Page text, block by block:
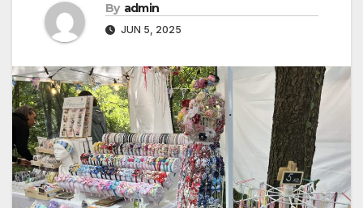
By admin
JUN 5, 2025